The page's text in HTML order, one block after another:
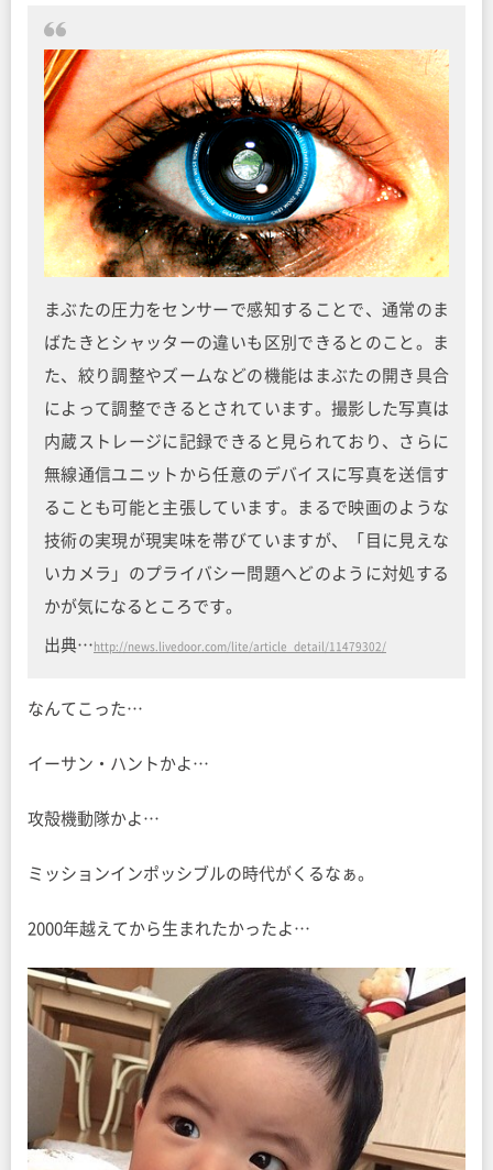
まぶたの圧力をセンサーで感知することで、通常のま
ばたきとシャッターの違いも区別できるとのこと。ま
た、絞り調整やズームなどの機能はまぶたの開き具合
によって調整できるとされています。撮影した写真は
内蔵ストレージに記録できると見られており、さらに
無線通信ユニットから任意のデバイスに写真を送信す
ることも可能と主張しています。まるで映画のような
技術の実現が現実味を帯びていますが、「目に見えな
いカメラ」のプライバシー問題へどのように対処する
かが気になるところです。
出典… http://news.livedoor.com/lite/article_detail/11479302/
なんてこった…
イーサン・ハントかよ…
攻殻機動隊かよ…
ミッションインポッシブルの時代がくるなぁ。
2000年越えてから生まれたかったよ…